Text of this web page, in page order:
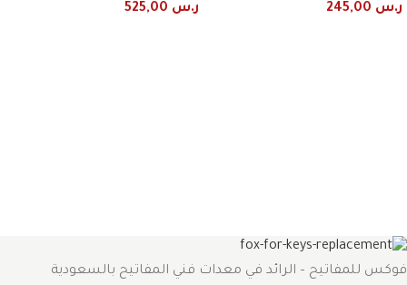
ر.س
ر.س
فوكس للمفاتيح – الرائد في معدات فني المفاتيح بالسعودية